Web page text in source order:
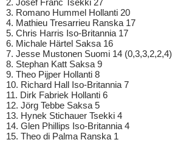
2. Josef Franc Tsekki 27
3. Romano Hummel Hollanti 20
4. Mathieu Tresarrieu Ranska 17
5. Chris Harris Iso-Britannia 17
6. Michale Härtel Saksa 16
7. Jesse Mustonen Suomi 14 (0,3,3,2,2,4)
8. Stephan Katt Saksa 9
9. Theo Pijper Hollanti 8
10. Richard Hall Iso-Britannia 7
11. Dirk Fabriek Hollanti 6
12. Jörg Tebbe Saksa 5
13. Hynek Stichauer Tsekki 4
14. Glen Phillips Iso-Britannia 4
15. Theo di Palma Ranska 1